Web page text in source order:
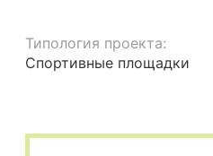
Типология проекта:
Спортивные площадки